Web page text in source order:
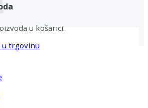
u košarici.
u trgovinu